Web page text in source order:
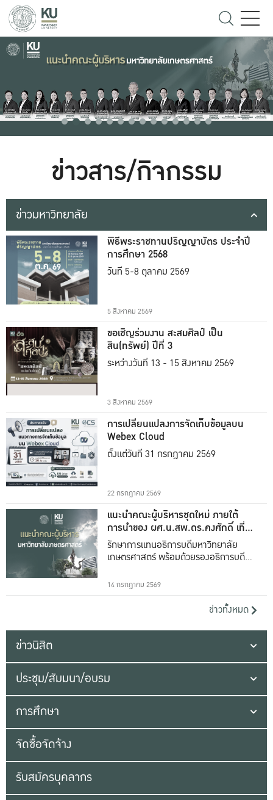
ข่าวสาร/กิจกรรม
ข่าวมหาวิทยาลัย
พิธีพระราชทานปริญญาบัตร ประจำปี
การศึกษา 2568
วันที่ 5-8 ตุลาคม 2569
5 สิงหาคม 2569
ขอเชิญร่วมงาน สะสมศิลป์ เป็น
สิน(ทรัพย์) ปีที่ 3
ระหว่างวันที่ 13 - 15 สิงหาคม 2569
3 สิงหาคม 2569
การเปลี่ยนแปลงการจัดเก็บข้อมูลบน
Webex Cloud
ตั้งแต่วันที่ 31 กรกฎาคม 2569
22 กรกฎาคม 2569
แนะนำคณะผู้บริหารชุดใหม่ ภายใต้
การนำของ ผศ.น.สพ.ดร.คงศักดิ์ เที่ยง
ธรรม
รักษาการแทนอธิการบดีมหาวิทยาลัย
เกษตรศาสตร์ พร้อมด้วยรองอธิการบดีทั้ง
14 กรกฎาคม 2569
ข่าวทั้งหมด
ข่าวนิสิต
ประชุม/สัมมนา/อบรม
การศึกษา
จัดซื้อจัดจ้าง
รับสมัครบุคลากร